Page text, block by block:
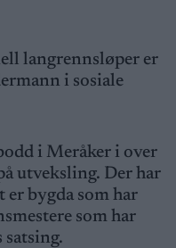
langrennsløper er
i sosiale
i Meråker i over
utveksling. Der har
er bygda som har
som har